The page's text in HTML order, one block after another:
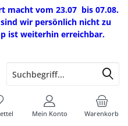
macht vom 23.07 bis 07.08.
wir persönlich nicht zu
ist weiterhin erreichbar.
Warenkorb
Mein Konto